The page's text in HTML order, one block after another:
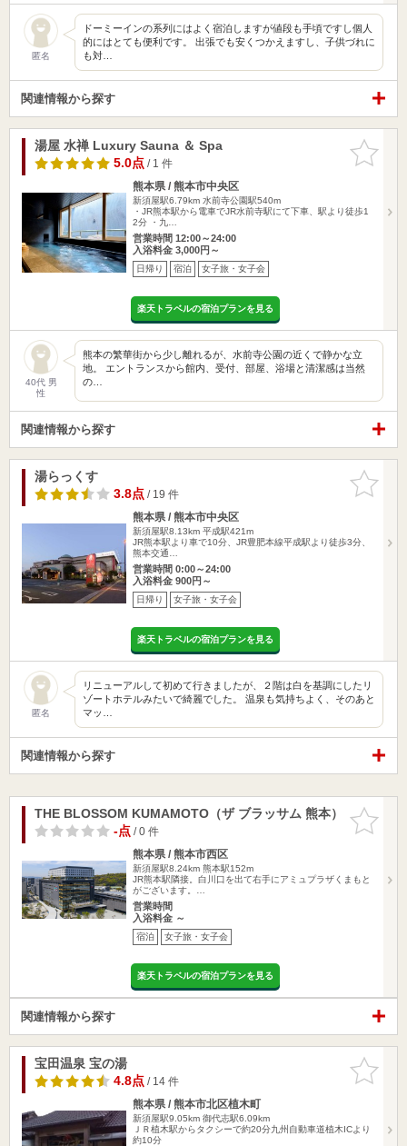
匿名
ドーミーインの系列にはよく宿泊しますが値段も手頃ですし個人
的にはとても便利です。 出張でも安くつかえますし、子供づれに
も対…
関連情報から探す
お気に入
りに追加
湯屋 水禅 Luxury Sauna ＆ Spa
5.0点/ 1 件
熊本県 / 熊本市中央区
新須屋駅6.79km 水前寺公園駅540m
・JR熊本駅から電車でJR水前寺駅にて下車、駅より徒歩1
2分 ・九…
営業時間 12:00～24:00
入浴料金 3,000円～
日帰り 宿泊 女子旅・女子会
楽天トラベルの宿泊プランを見る
40代 男
性
熊本の繁華街から少し離れるが、水前寺公園の近くで静かな立
地。 エントランスから館内、受付、部屋、浴場と清潔感は当然
の…
関連情報から探す
お気に入
りに追加
湯らっくす
3.8点/ 19 件
熊本県 / 熊本市中央区
新須屋駅8.13km 平成駅421m
JR熊本駅より車で10分、JR豊肥本線平成駅より徒歩3分、
熊本交通…
営業時間 0:00～24:00
入浴料金 900円～
日帰り 女子旅・女子会
楽天トラベルの宿泊プランを見る
匿名
リニューアルして初めて行きましたが、２階は白を基調にしたリ
ゾートホテルみたいで綺麗でした。 温泉も気持ちよく、そのあと
マッ…
関連情報から探す
お気に入
りに追加
THE BLOSSOM KUMAMOTO（ザ ブラッサム 熊本）
-点/ 0 件
熊本県 / 熊本市西区
新須屋駅8.24km 熊本駅152m
JR熊本駅隣接。白川口を出て右手にアミュプラザくまもと
がございます。…
営業時間
入浴料金 ～
宿泊 女子旅・女子会
楽天トラベルの宿泊プランを見る
関連情報から探す
お気に入
りに追加
宝田温泉 宝の湯
4.8点/ 14 件
熊本県 / 熊本市北区植木町
新須屋駅9.05km 御代志駅6.09km
ＪＲ植木駅からタクシーで約20分九州自動車道植木ICより
約10分